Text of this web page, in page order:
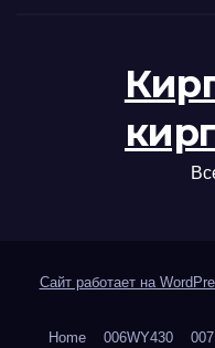
Сайт работает на
Home 006WY430